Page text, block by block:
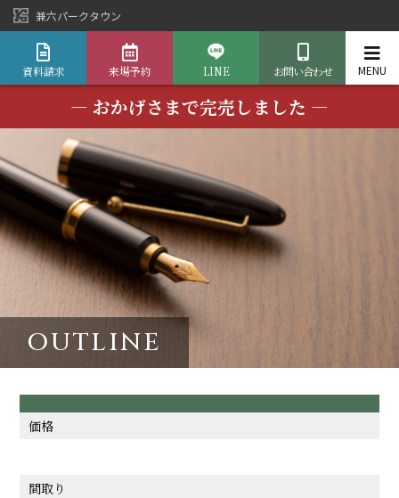
兼六パークタウン
資料請求 来場予約 LINE お問い合わせ
― おかげさまで完売しました ―
OUTLINE
価格
間取り